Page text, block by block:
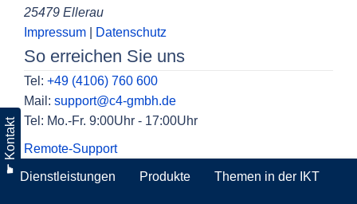
☛ Kontakt
25479 Ellerau
Impressum
Datenschutz
So erreichen Sie uns
Tel: +49 (4106) 760 600
Mail: support@c4-gmbh.de
Tel: Mo.-Fr. 9:00Uhr - 17:00Uhr
Remote-Support
Dienstleistungen Produkte Themen in der IKT